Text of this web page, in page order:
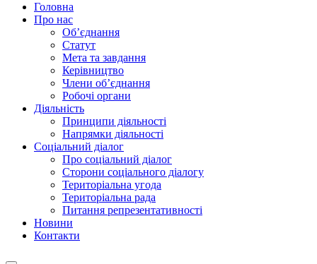
Головна
Про нас
Об’єднання
Статут
Мета та завдання
Керівництво
Члени об’єднання
Робочі органи
Діяльність
Принципи діяльності
Напрямки діяльності
Соціальний діалог
Про соціальний діалог
Сторони соціального діалогу
Територіальна угода
Територіальна рада
Питання репрезентативності
Новини
Контакти